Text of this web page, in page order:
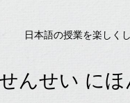
日本語の授業を楽しく
んせい に